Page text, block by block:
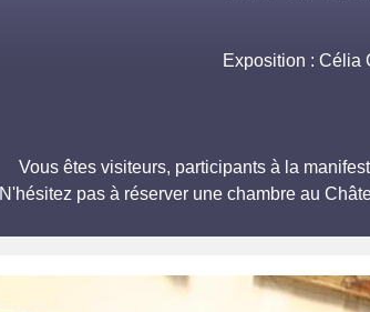
Exposition : Célia
Vous êtes visiteurs, participants à la
N'hésitez pas à réserver une chambre au